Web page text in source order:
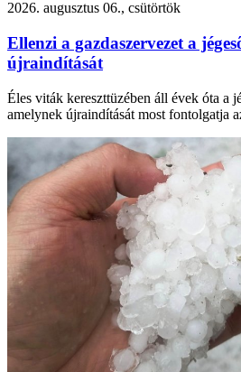
2026. augusztus 06., csütörtök
Ellenzi a gazdaszervezet a
újraindítását
Éles viták kereszttüzében áll évek óta a
amelynek újraindítását most fontolgatja